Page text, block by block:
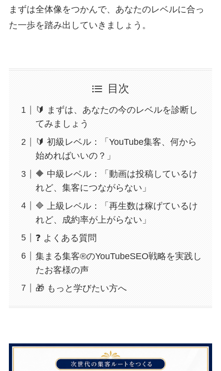
まずは全体像をつかんで、あなたのレベルに合っ
た一歩を踏み出していきましょう。
目次
🔰 まずは、あなたの今のレベルを診断し
てみましょう
🔰 初級レベル：「YouTube集客、何から
始めればいいの？」
🔶 中級レベル：「動画は投稿しているけ
れど、集客につながらない」
🔷 上級レベル：「再生数は稼げているけ
れど、成約率が上がらない」
❓ よくある質問
集まる集客®︎のYouTubeSEO戦略を実践し
たお客様の声
🎁 もっと学びたい方へ